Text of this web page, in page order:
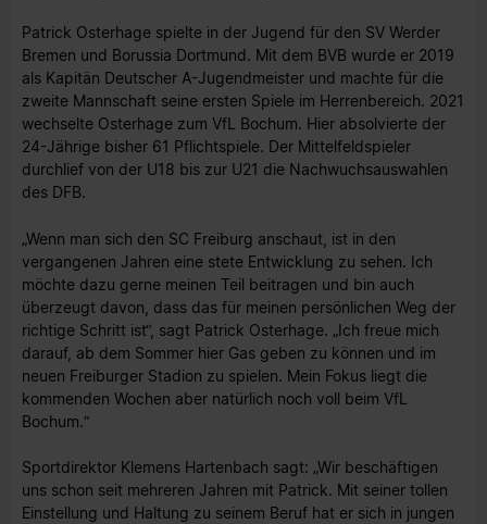
Patrick Osterhage spielte in der Jugend für den SV Werder
Bremen und Borussia Dortmund. Mit dem BVB wurde er 2019
als Kapitän Deutscher A-Jugendmeister und machte für die
zweite Mannschaft seine ersten Spiele im Herrenbereich. 2021
wechselte Osterhage zum VfL Bochum. Hier absolvierte der
24-Jährige bisher 61 Pflichtspiele. Der Mittelfeldspieler
durchlief von der U18 bis zur U21 die Nachwuchsauswahlen
des DFB.
„Wenn man sich den SC Freiburg anschaut, ist in den
vergangenen Jahren eine stete Entwicklung zu sehen. Ich
möchte dazu gerne meinen Teil beitragen und bin auch
überzeugt davon, dass das für meinen persönlichen Weg der
richtige Schritt ist“, sagt Patrick Osterhage. „Ich freue mich
darauf, ab dem Sommer hier Gas geben zu können und im
neuen Freiburger Stadion zu spielen. Mein Fokus liegt die
kommenden Wochen aber natürlich noch voll beim VfL
Bochum.“
Sportdirektor Klemens Hartenbach sagt: „Wir beschäftigen
uns schon seit mehreren Jahren mit Patrick. Mit seiner tollen
Einstellung und Haltung zu seinem Beruf hat er sich in jungen